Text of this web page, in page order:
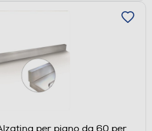
per piano da 60 per